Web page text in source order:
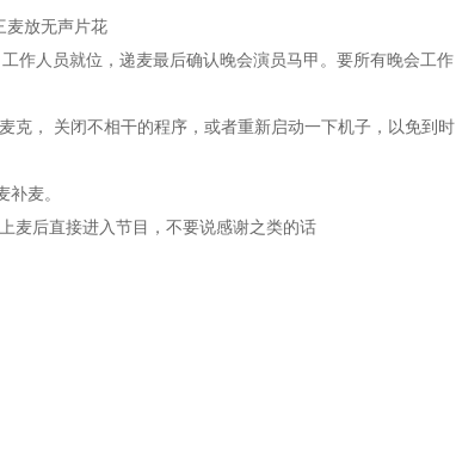
麦放无声片花
作人员就位，递麦最后确认晚会演员马甲。要所有晚会工作
克， 关闭不相干的程序，或者重新启动一下机子，以免到时
麦。
麦后直接进入节目，不要说感谢之类的话